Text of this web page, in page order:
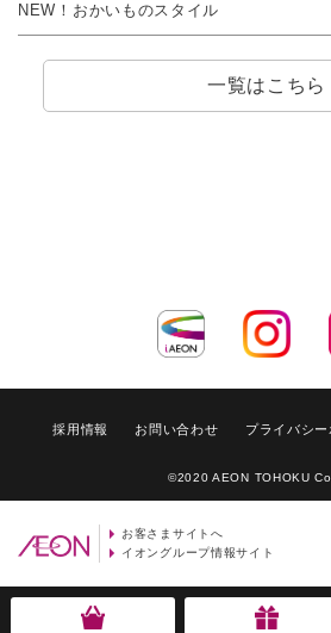
NEW！おかいものスタイル
一覧はこちら
採用情報 お問い合わせ プライバシー
©2020 AEON TOHOKU
お客さまサイトへ
イオングループ情報サイト